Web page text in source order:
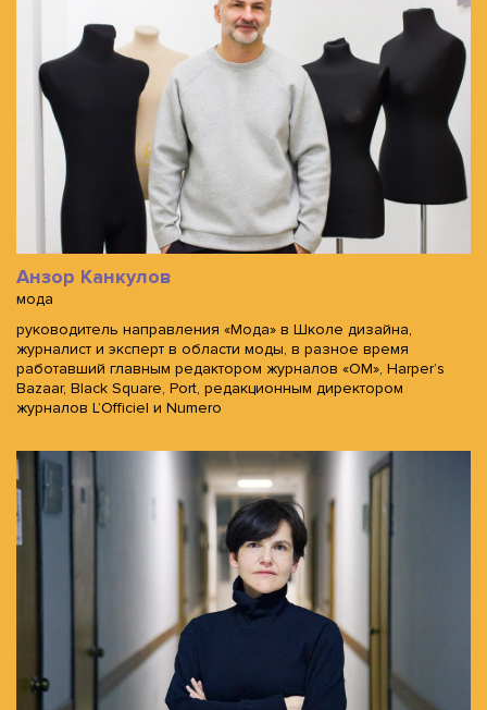
Анзор Канкулов
мода
руководитель направления «Мода» в Школе дизайна,
журналист и эксперт в области моды, в разное время
работавший главным редактором журналов «ОМ», Harper’s
Bazaar, Black Square, Port, редакционным директором
журналов L’Officiel и Numero